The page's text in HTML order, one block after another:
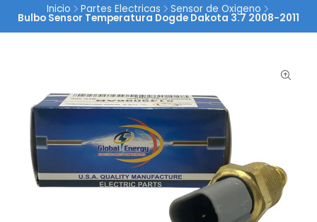
Inicio Partes Electricas Sensor de Oxigeno
Bulbo Sensor Temperatura Dogde Dakota 3.7 2008-2011